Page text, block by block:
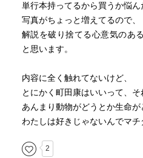
単行本持ってるから買うか悩ん
写真がちょっと増えてるので、
解説を破り捨てる心意気のあ
と思います。
内容に全く触れてないけど、
とにかく町田康はいいって、そ
あんまり動物がどうとか生命が
わたしは好きじゃないんでマチ
2